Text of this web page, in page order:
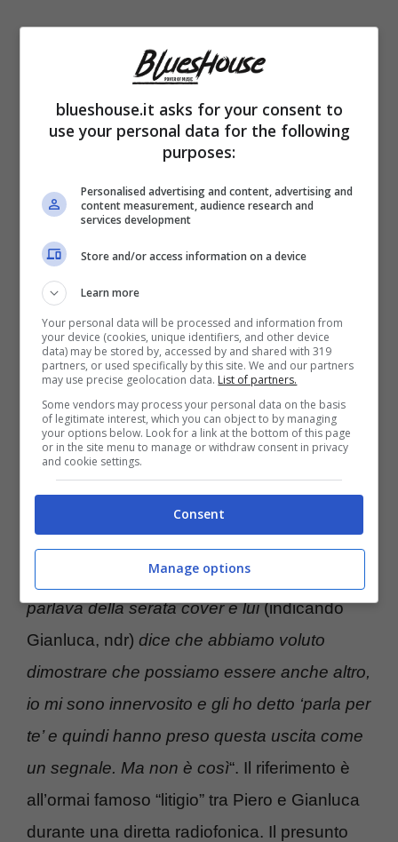
Si è parlato degli infiniti successi e
riconoscimenti mondiali, ma non solo.
Perché la chiacchierata è stata anche
l’occasione per tornare sul tema della
maretta, come l’ha definita Mara Venier.
A prendere la parola in questo caso è stato
Piero: “Lamaretta?Siamo abituati allefake
Tutto è partito con un’intervista a cui
settimana di Sanremo. Durante l’intervista si
parlava della serata cover e lui(indicando
Gianluca, ndr) dice che abbiamo voluto
dimostrare che possiamo essere anche altro,
io mi sono innervosito e gli ho detto ‘parla per
te’ e quindi hanno preso questa uscita come
un segnale. Ma non è così“. Il riferimento è
all’ormai famoso “litigio” tra Piero e Gianluca
durante una diretta radiofonica. Il presunto
blueshouse.it asks for your consent to
use your personal data for the following
purposes:
Personalised advertising and content, advertising and
content measurement, audience research and
services development
Store and/or access information on a device
Learn more
Your personal data will be processed and information from
your device (cookies, unique identifiers, and other device
data) may be stored by, accessed by and shared with 319
partners, or used specifically by this site. We and our partners
may use precise geolocation data. List of partners.
Some vendors may process your personal data on the basis
of legitimate interest, which you can object to by managing
your options below. Look for a link at the bottom of this page
or in the site menu to manage or withdraw consent in privacy
and cookie settings.
Consent
Manage options